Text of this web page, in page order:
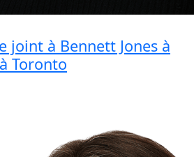
joint à Bennett Jones à
Toronto